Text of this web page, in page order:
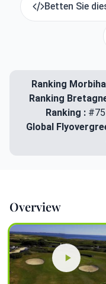
Betten Sie
Ranking
Ranking
Ranking :
Global
Overview